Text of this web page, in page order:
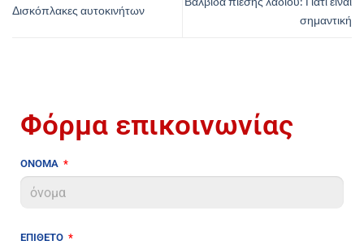
Δισκόπλακες αυτοκινήτων
σημαντική
Φόρμα επικοινωνίας
ΟΝΟΜΑ
ΕΠΙΘΕΤΟ